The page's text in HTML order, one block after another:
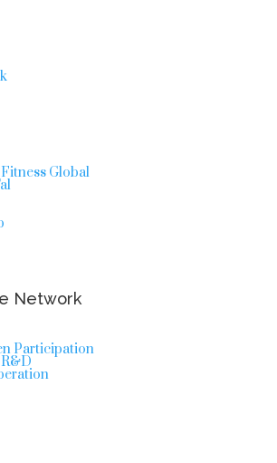
Global
Network
Participation